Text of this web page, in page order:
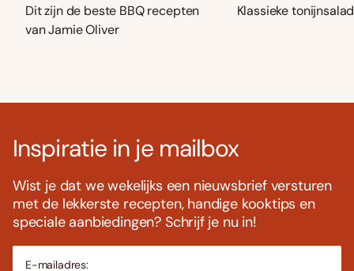
Dit zijn de beste BBQ recepten
van Jamie Oliver
Klassieke
Inspiratie in je mailbox
Wist je dat we wekelijks een nieuwsbrief versturen
met de lekkerste recepten, handige kooktips en
speciale aanbiedingen? Schrijf je nu in!
E-mailadres: